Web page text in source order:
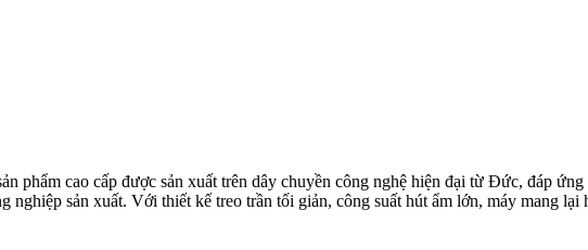
phẩm cao cấp được sản xuất trên dây chuyền công nghệ hiện đại từ Đức, đáp
nghiệp sản xuất. Với thiết kế treo trần tối giản, công suất hút ẩm lớn, máy mang lại